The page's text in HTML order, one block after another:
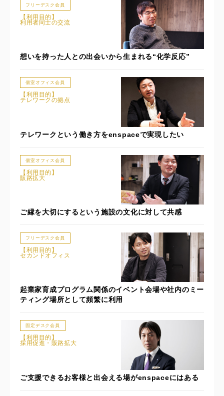
フリーデスク会員
【利用目的】
利用者同士の交流
想いを持った人との出会いから生まれる“化学反応”
個室オフィス会員
【利用目的】
テレワークの拠点
テレワークという働き方をenspaceで実現したい
個室オフィス会員
【利用目的】
販路拡大
ご縁を大切にするという施設の文化に対して共感
フリーデスク会員
【利用目的】
セカンドオフィス
起業家育成プログラム関係のイベント会場や社内のミー
ティング場所として頻繁に利用
固定デスク会員
【利用目的】
採用促進・販路拡大
ご支援できるお客様と出会える場がenspaceにはある